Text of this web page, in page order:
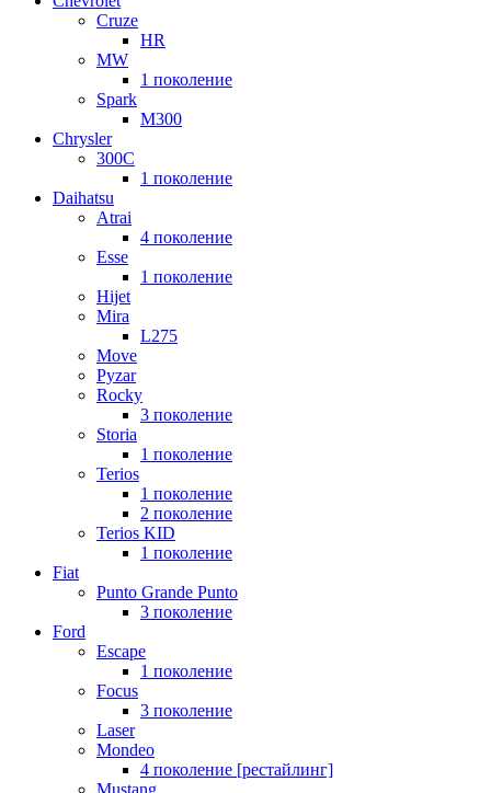
Cruze
HR
MW
1 поколение
Spark
M300
Chrysler
300C
1 поколение
Daihatsu
Atrai
4 поколение
Esse
1 поколение
Hijet
Mira
L275
Move
Pyzar
Rocky
3 поколение
Storia
1 поколение
Terios
1 поколение
2 поколение
Terios KID
1 поколение
Fiat
Punto Grande Punto
3 поколение
Ford
Escape
1 поколение
Focus
3 поколение
Laser
Mondeo
4 поколение [рестайлинг]
Mustang